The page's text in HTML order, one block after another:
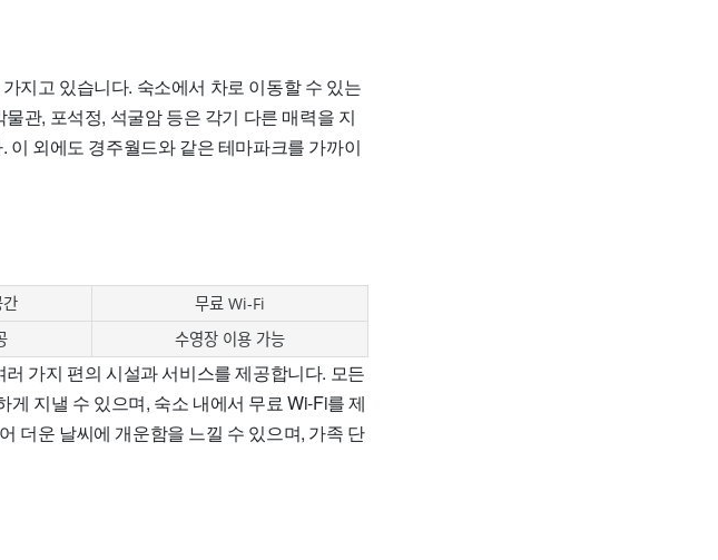
지고 있습니다. 숙소에서 차로 이동할 수 있는
관, 포석정, 석굴암 등은 각기 다른 매력을 지
외에도 경주월드와 같은 테마파크를 가까이
무료 Wi-Fi
수영장 이용 가능
가지 편의 시설과 서비스를 제공합니다. 모든
지낼 수 있으며, 숙소 내에서 무료 Wi-Fi를 제
더운 날씨에 개운함을 느낄 수 있으며, 가족 단